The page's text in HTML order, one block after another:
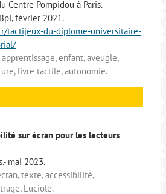
Centre Pompidou à Paris.-
février 2021.
tactijeux-du-diplome-universitaire-
enfant, aveugle,
livre tactile, autonomie.
sur écran pour les lecteurs
mai 2023.
texte, accessibilité,
Luciole.